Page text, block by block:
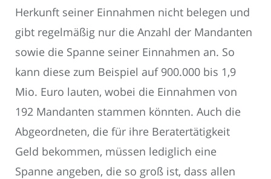
Herkunft seiner Einnahmen nicht belegen und
gibt regelmäßig nur die Anzahl der Mandanten
sowie die Spanne seiner Einnahmen an. So
kann diese zum Beispiel auf 900.000 bis 1,9
Mio. Euro lauten, wobei die Einnahmen von
192 Mandanten stammen könnten. Auch die
Abgeordneten, die für ihre Beratertätigkeit
Geld bekommen, müssen lediglich eine
Spanne angeben, die so groß ist, dass allen